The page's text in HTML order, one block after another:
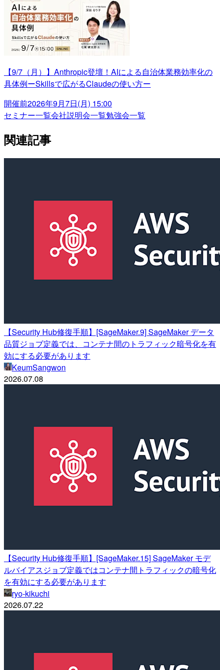
【9/7（月）】Anthropic登壇！AIによる自治体業務効率化の
具体例ーSkillsで広がるClaudeの使い方ー
開催前2026年9月7日(月) 15:00
セミナー一覧会社説明会一覧勉強会一覧
関連記事
【Security Hub修復手順】[SageMaker.9] SageMaker データ
品質ジョブ定義では、コンテナ間のトラフィック暗号化を有
効にする必要があります
KeumSangwon
2026.07.08
【Security Hub修復手順】[SageMaker.15] SageMaker モデ
ルバイアスジョブ定義ではコンテナ間トラフィックの暗号化
を有効にする必要があります
ryo-kikuchi
2026.07.22